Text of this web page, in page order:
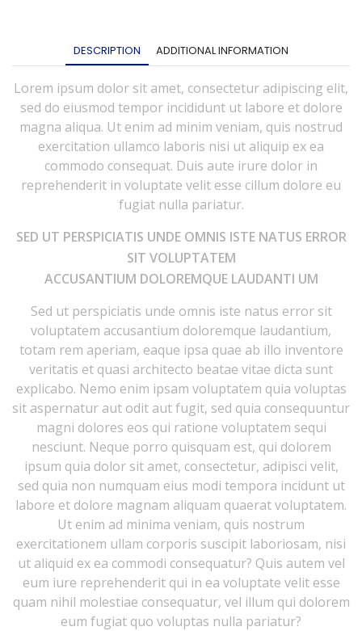
DESCRIPTION ADDITIONAL INFORMATION
Lorem ipsum dolor sit amet, consectetur adipiscing elit,
sed do eiusmod tempor incididunt ut labore et dolore
magna aliqua. Ut enim ad minim veniam, quis nostrud
exercitation ullamco laboris nisi ut aliquip ex ea
commodo consequat. Duis aute irure dolor in
reprehenderit in voluptate velit esse cillum dolore eu
fugiat nulla pariatur.
SED UT PERSPICIATIS UNDE OMNIS ISTE NATUS ERROR
SIT VOLUPTATEM
ACCUSANTIUM DOLOREMQUE LAUDANTI UM
Sed ut perspiciatis unde omnis iste natus error sit
voluptatem accusantium doloremque laudantium,
totam rem aperiam, eaque ipsa quae ab illo inventore
veritatis et quasi architecto beatae vitae dicta sunt
explicabo. Nemo enim ipsam voluptatem quia voluptas
sit aspernatur aut odit aut fugit, sed quia consequuntur
magni dolores eos qui ratione voluptatem sequi
nesciunt. Neque porro quisquam est, qui dolorem
ipsum quia dolor sit amet, consectetur, adipisci velit,
sed quia non numquam eius modi tempora incidunt ut
labore et dolore magnam aliquam quaerat voluptatem.
Ut enim ad minima veniam, quis nostrum
exercitationem ullam corporis suscipit laboriosam, nisi
ut aliquid ex ea commodi consequatur? Quis autem vel
eum iure reprehenderit qui in ea voluptate velit esse
quam nihil molestiae consequatur, vel illum qui dolorem
eum fugiat quo voluptas nulla pariatur?